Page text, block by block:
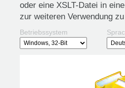
oder eine XSLT-Datei in
zur weiteren Verwendung
Betriebssystem